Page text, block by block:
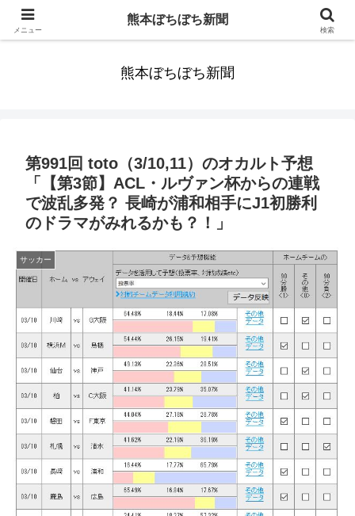
みんなまだ気づかずすごしていたんだわ。ずっといっしょに歩いてゆけるっ
熊本ぼちぼち新聞
第991回 toto（3/10,11）のオカルト予想
「【第3節】ACL・ルヴァン杯からの連戦
で波乱多発？ 長崎が浦和相手にJ1初勝利
のドラマがみれるかも？！」
サッカー
メニュー
熊本ぼちぼち新聞
検索